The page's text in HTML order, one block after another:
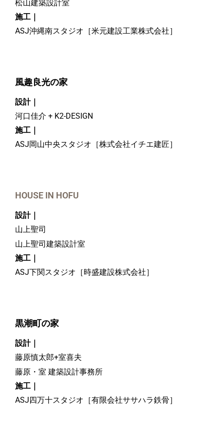
松山建築設計室
施工｜
ASJ沖縄南スタジオ［米元建設工業株式会社］
風趣良光の家
設計｜
河口佳介 + K2-DESIGN
施工｜
ASJ岡山中央スタジオ［株式会社イチエ建匠］
HOUSE IN HOFU
設計｜
山上聖司
山上聖司建築設計室
施工｜
ASJ下関スタジオ［時盛建設株式会社］
黒潮町の家
設計｜
藤原慎太郎+室喜夫
藤原・室 建築設計事務所
施工｜
ASJ四万十スタジオ［有限会社ササハラ鉄骨］